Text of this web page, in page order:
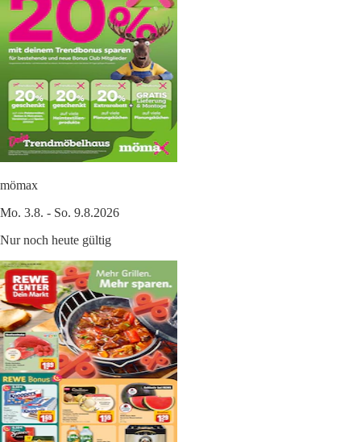
mömax
Mo. 3.8. - So. 9.8.2026
Nur noch heute gültig